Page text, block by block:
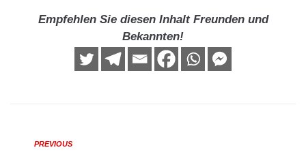
Empfehlen Sie diesen Inhalt Freunden und
Bekannten!
PREVIOUS